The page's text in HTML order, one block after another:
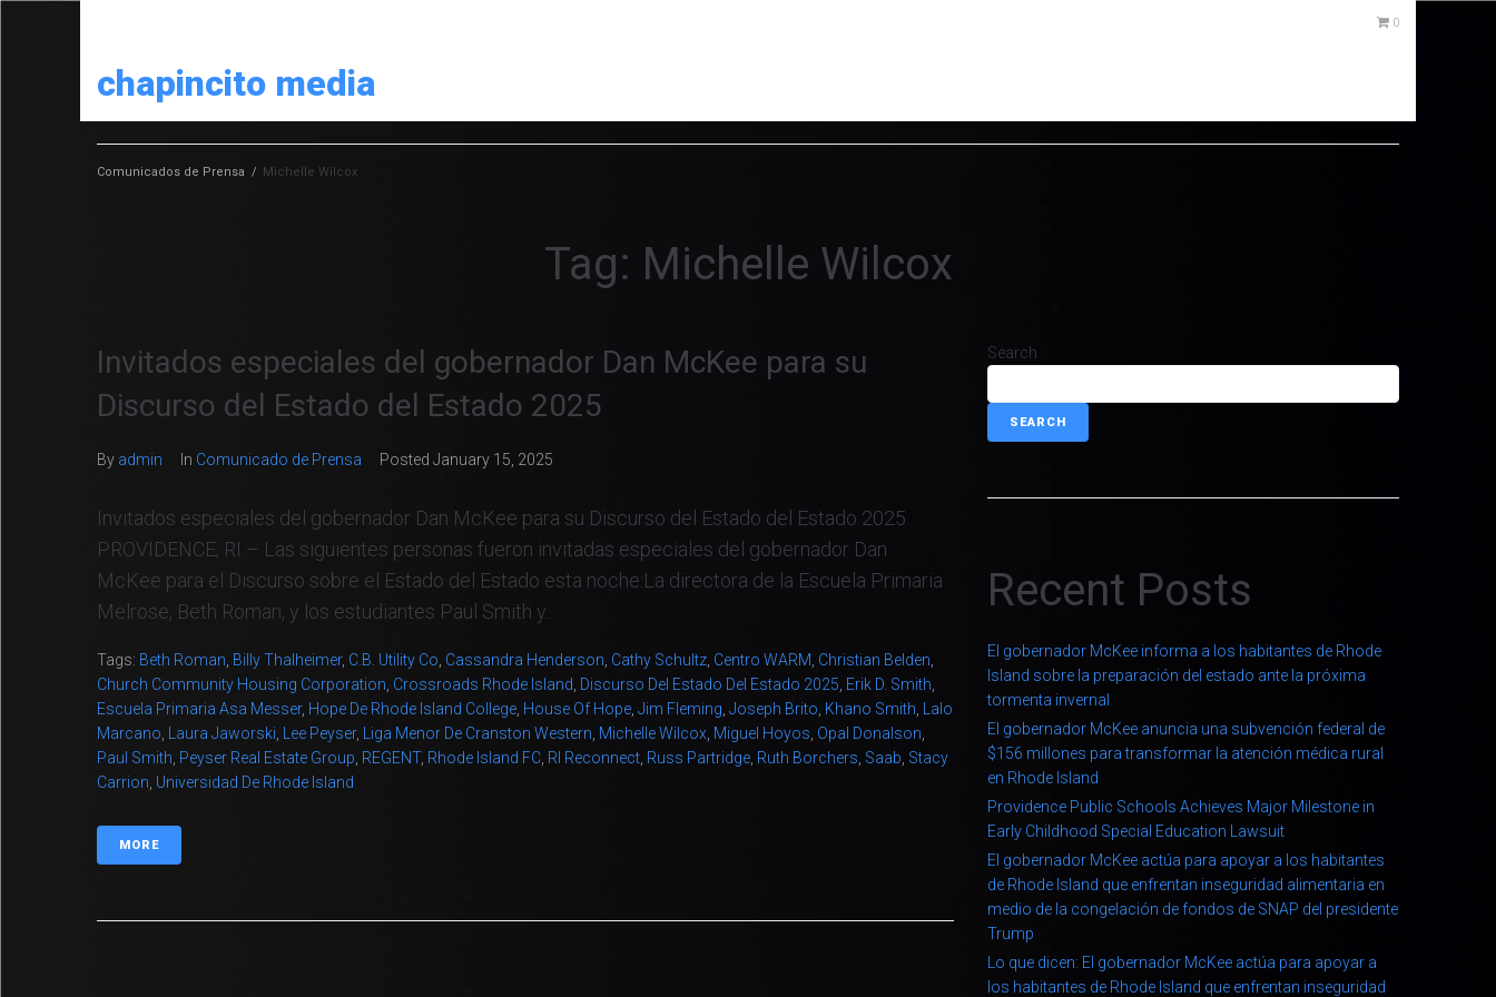
0
chapincito media
Comunicados de Prensa / Michelle Wilcox
Tag: Michelle Wilcox
Invitados especiales del gobernador Dan McKee para su
Discurso del Estado del Estado 2025
By admin In Comunicado de Prensa Posted January 15, 2025
Invitados especiales del gobernador Dan McKee para su Discurso del Estado del Estado 2025
PROVIDENCE, RI – Las siguientes personas fueron invitadas especiales del gobernador Dan
McKee para el Discurso sobre el Estado del Estado esta noche:La directora de la Escuela Primaria
Melrose, Beth Roman, y los estudiantes Paul Smith y...
Tags: Beth Roman Billy Thalheimer, C.B. Utility Co Cassandra Henderson Cathy Schultz Centro WARM Christian Belden
Church Community Housing Corporation Crossroads Rhode Island Discurso Del Estado Del Estado 2025 Erik D. Smith
Escuela Primaria Asa Messer, Hope De Rhode Island College House Of Hope Jim Fleming Joseph Brito Khano Smith
Lalo
Marcano
Laura Jaworski Lee Peyser, Liga Menor De Cranston Western Michelle Wilcox Miguel Hoyos Opal Donalson
Paul Smith Peyser Real Estate Group REGENT, Rhode Island FC RI Reconnect Russ Partridge Ruth Borchers Saab Stacy
Carrion Universidad De Rhode Island
MORE
Search
SEARCH
Recent Posts
El gobernador McKee informa a los habitantes de Rhode
Island sobre la preparación del estado ante la próxima
tormenta invernal
El gobernador McKee anuncia una subvención federal de
$156 millones para transformar la atención médica rural
en Rhode Island
Providence Public Schools Achieves Major Milestone in
Early Childhood Special Education Lawsuit
El gobernador McKee actúa para apoyar a los habitantes
de Rhode Island que enfrentan inseguridad alimentaria en
medio de la congelación de fondos de SNAP del presidente
Trump
Lo que dicen: El gobernador McKee actúa para apoyar a
los habitantes de Rhode Island que enfrentan inseguridad